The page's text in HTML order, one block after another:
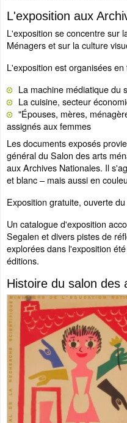
L'exposition aux
L'exposition se concentre sur
Ménagers et sur la culture
L'exposition est organisées
La machine médiatique du
La cuisine, secteur
"Épouses, mères,
assignés aux femmes
Les documents exposés
général du Salon des arts
aux Archives Nationales. Il
et blanc – mais aussi en
Exposition gratuite, ouverte
Un catalogue d'exposition
Segalen et divers pistes de
explorées dans l'exposition
éditions.
Histoire du salon des